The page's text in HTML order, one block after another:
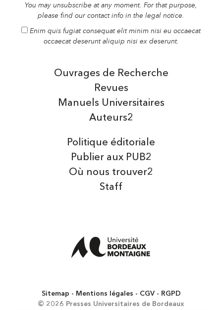
You may unsubscribe at any moment. For that purpose,
please find our contact info in the legal notice.
Enim quis fugiat consequat elit minim nisi eu occaecat
occaecat deserunt aliquip nisi ex deserunt.
Auteurs2
Manuels Universitaires
Ouvrages de Recherche
Revues
Politique éditoriale
Publier aux PUB2
Où nous trouver2
Staff
Sitemap Mentions légales CGV
RGPD
© 2026 Presses Universitaires de Bordeaux